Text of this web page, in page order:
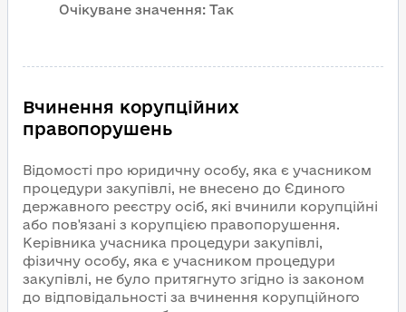
Очікуване значення: Так
Вчинення корупційних
правопорушень
Відомості про юридичну особу, яка є учасником
процедури закупівлі, не внесено до Єдиного
державного реєстру осіб, які вчинили корупційні
або пов'язані з корупцією правопорушення.
Керівника учасника процедури закупівлі,
фізичну особу, яка є учасником процедури
закупівлі, не було притягнуто згідно із законом
до відповідальності за вчинення корупційного